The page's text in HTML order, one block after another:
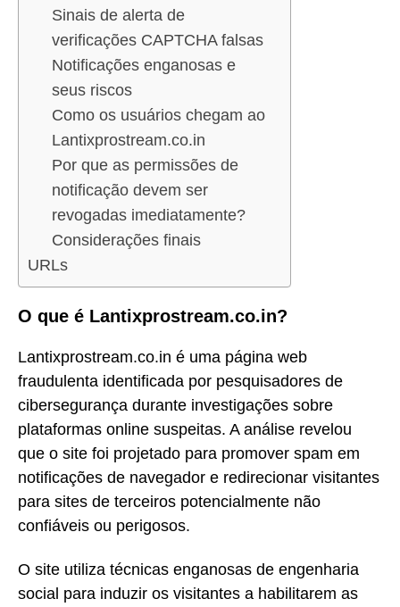
Sinais de alerta de
verificações CAPTCHA falsas
Notificações enganosas e
seus riscos
Como os usuários chegam ao
Lantixprostream.co.in
Por que as permissões de
notificação devem ser
revogadas imediatamente?
Considerações finais
URLs
O que é Lantixprostream.co.in?
Lantixprostream.co.in é uma página web
fraudulenta identificada por pesquisadores de
cibersegurança durante investigações sobre
plataformas online suspeitas. A análise revelou
que o site foi projetado para promover spam em
notificações de navegador e redirecionar visitantes
para sites de terceiros potencialmente não
confiáveis ou perigosos.
O site utiliza técnicas enganosas de engenharia
social para induzir os visitantes a habilitarem as